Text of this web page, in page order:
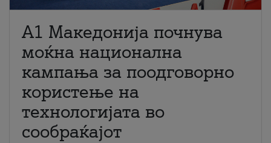
A1 Македонија почнува
моќна национална
кампања за поодговорно
користење на
технологијата во
сообраќајот